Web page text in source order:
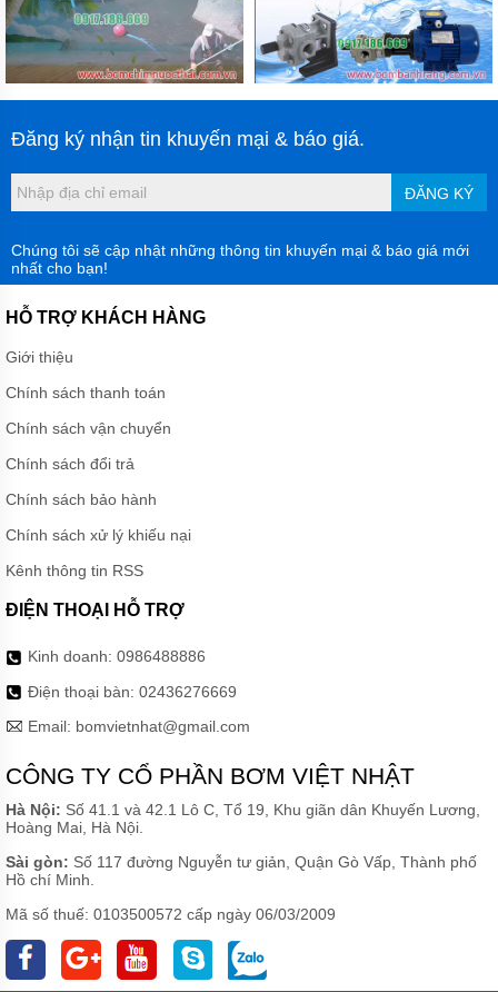
Đăng ký nhận tin khuyến mại & báo giá.
ĐĂNG KÝ
Chúng tôi sẽ cập nhật những thông tin khuyến mại & báo giá mới
nhất cho bạn!
HỖ TRỢ KHÁCH HÀNG
Giới thiệu
Chính sách thanh toán
Chính sách vận chuyển
Chính sách đổi trả
Chính sách bảo hành
Chính sách xử lý khiếu nại
Kênh thông tin RSS
ĐIỆN THOẠI HỖ TRỢ
Kinh doanh: 0986488886
Điện thoại bàn: 02436276669
Email: bomvietnhat@gmail.com
CÔNG TY CỔ PHẦN BƠM VIỆT NHẬT
Hà Nội: Số 41.1 và 42.1 Lô C, Tổ 19, Khu giãn dân Khuyến Lương,
Hoàng Mai, Hà Nội.
Sài gòn: Số 117 đường Nguyễn tư giản, Quận Gò Vấp, Thành phố
Hồ chí Minh.
Mã số thuế: 0103500572 cấp ngày 06/03/2009